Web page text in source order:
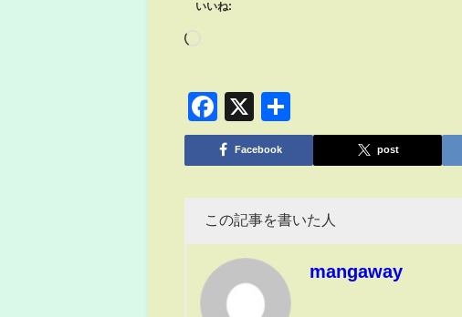
いいね:
Facebook
X
有
Facebook post
この記事を書いた人
mangaway